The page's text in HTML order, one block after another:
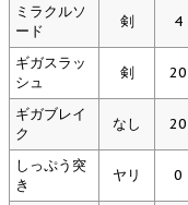
ミラクルソ
ード
剣 4
ギガスラッ
シュ
剣 20
ギガブレイ
ク
なし 20
しっぷう突
き
ヤリ 0